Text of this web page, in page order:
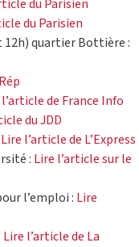
du Parisien
du Parisien
quartier Bottière :
de France Info
du JDD
Lire l’article de L’Express
: Lire l’article sur le
l’emploi : Lire
Lire l’article de La